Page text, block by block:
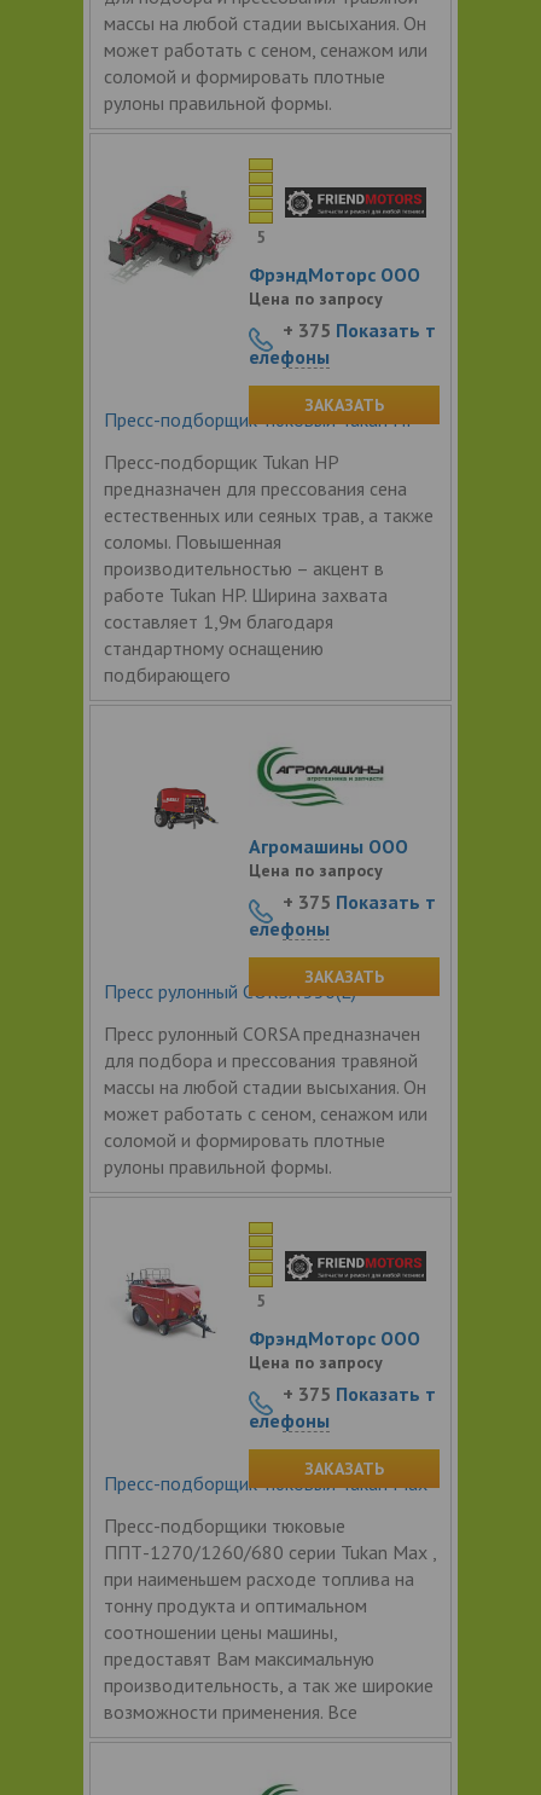
массы на любой стадии высыхания. Он
может работать с сеном, сенажом или
соломой и формировать плотные
рулоны правильной формы.
Пресс-подборщик тюковый Tukan HP
Пресс-подборщик Tukan HP
предназначен для прессования сена
естественных или сеяных трав, а также
соломы. Повышенная
производительностью – акцент в
работе Tukan HP. Ширина захвата
составляет 1,9м благодаря
стандартному оснащению
подбирающего
5
ФрэндМоторс ООО
Цена по запросу
+ 375 Показать т
елефоны
ЗАКАЗАТЬ
Пресс рулонный CORSA 350(L)
Пресс рулонный CORSA предназначен
для подбора и прессования травяной
массы на любой стадии высыхания. Он
может работать с сеном, сенажом или
соломой и формировать плотные
рулоны правильной формы.
Агромашины ООО
Цена по запросу
+ 375 Показать т
елефоны
ЗАКАЗАТЬ
Пресс-подборщик тюковый Tukan Max
Пресс-подборщики тюковые
ППТ-1270/1260/680 серии Tukan Max ,
при наименьшем расходе топлива на
тонну продукта и оптимальном
соотношении цены машины,
предоставят Вам максимальную
производительность, а так же широкие
возможности применения. Все
5
ФрэндМоторс ООО
Цена по запросу
+ 375 Показать т
елефоны
ЗАКАЗАТЬ